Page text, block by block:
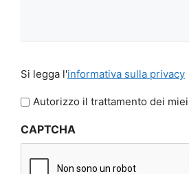
legga
l'informativa
privacy
Si legga l'informativa sulla privacy
Autorizzo il trattamento dei
CAPTCHA